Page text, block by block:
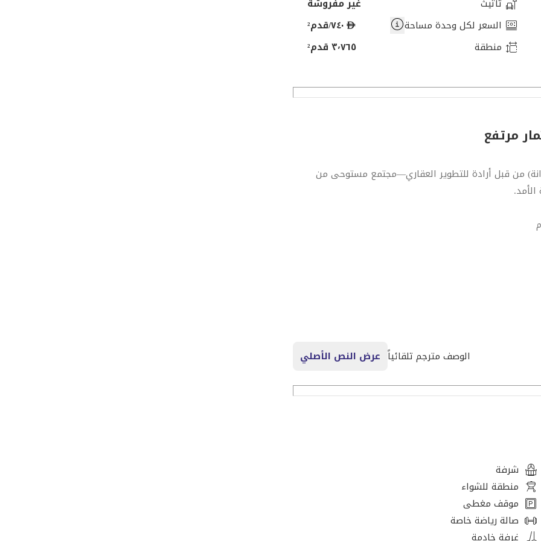
تأثيث
غير مفروشة
السعر لكل وحدة مساحة
د
ر
٧٤٠/قدم²
منطقة
٣٬٧٦٥ قدم²
مرتفع
استثمارية ممتازة في مسار 3 (المرحلة 1 – دانة) من قبل أرادة للتطوير العقاري—مجتمع مستوحى من
الشرفة
الوصف مترجم تلقائياً عرض النص الأصلي
شرفة
منطقة للشواء
موقف مغطى
صالة رياضة خاصة
غرفة خادمة